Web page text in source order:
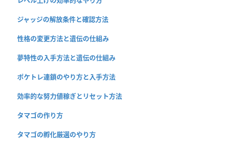
ジャッジの解放条件と確認方法
性格の変更方法と遺伝の仕組み
夢特性の入手方法と遺伝の仕組み
ポケトレ連鎖のやり方と入手方法
効率的な努力値稼ぎとリセット方法
タマゴの作り方
タマゴの孵化厳選のやり方